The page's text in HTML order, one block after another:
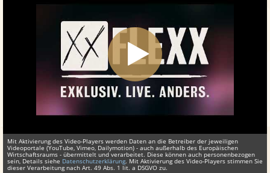
Mit Aktivierung des Video-Players werden Daten an die Betreiber der jeweiligen
Videoportale (YouTube, Vimeo, Dailymotion) - auch außerhalb des Europäischen
Wirtschaftsraums - übermittelt und verarbeitet. Diese können auch personenbezogen
sein, Details siehe Datenschutzerklärung. Mit Aktivierung des Video-Players stimmen Sie
dieser Verarbeitung nach Art. 49 Abs. 1 lit. a DSGVO zu.